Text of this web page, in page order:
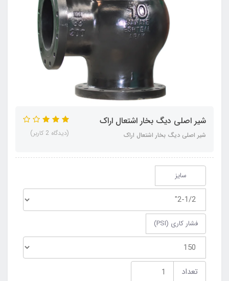
شیر اصلی دیگ بخار اشتعال اراک
شیر اصلی دیگ بخار اشتعال اراک (دیدگاه 2 کاربر)
سایز
فشار کاری (PSI)
تعداد